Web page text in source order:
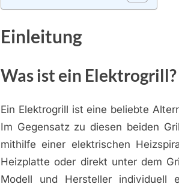
Einleitung
Was ist ein Elektrogrill?
Ein Elektrogrill ist eine beliebte
Im Gegensatz zu diesen beiden
mithilfe einer elektrischen
Heizplatte oder direkt unter dem
Modell und Hersteller individuell